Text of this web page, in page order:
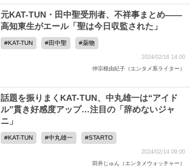
元KAT-TUN・田中聖受刑者、不祥事まとめ――
高知東生がエール「聖は今日収監された」
KAT-TUN 田中聖 薬物
2024/02/16 14:00
仲宗根由紀子（エンタメ系ライター）
話題を振りまくKAT-TUN、中丸雄一は“アイド
ル”貫き好感度アップ…注目の「辞めないジャ
ニ」
KAT-TUN 中丸雄一 STARTO
2024/02/14 09:00
田井じゅん（エンタメウォッチャー）